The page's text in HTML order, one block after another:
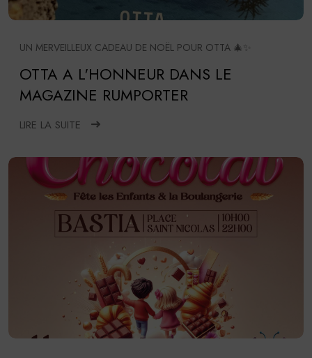
UN MERVEILLEUX CADEAU DE NOËL POUR OTTA 🎄✨
OTTA A L'HONNEUR DANS LE
MAGAZINE RUMPORTER
LIRE LA SUITE